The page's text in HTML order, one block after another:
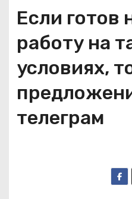
Если готов
работу на
условиях,
телеграм